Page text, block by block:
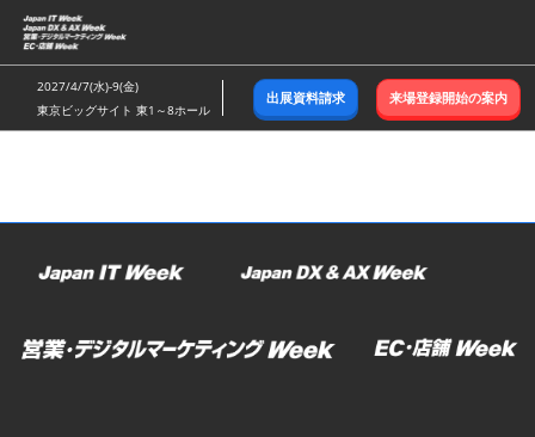
ス
キ
ッ
し
む
2027/4/7(水)-9(金)
東京ビッグサイト 東1～8ホール
出展資料請求 来場登録開始の案内